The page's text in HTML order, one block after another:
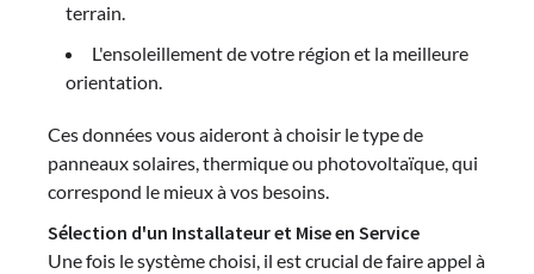
terrain.
L'ensoleillement de votre région et la meilleure
orientation.
Ces données vous aideront à choisir le type de
panneaux solaires, thermique ou photovoltaïque, qui
correspond le mieux à vos besoins.
Sélection d'un Installateur et Mise en Service
Une fois le système choisi, il est crucial de faire appel à